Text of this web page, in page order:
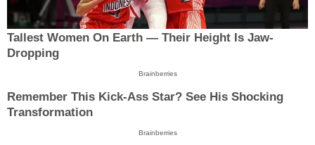
Tallest Women On Earth — Their Height Is Jaw-
Dropping
Brainberries
Remember This Kick-Ass Star? See His Shocking
Transformation
Brainberries